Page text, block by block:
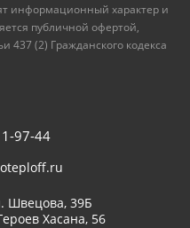
информационный характер и
публичной офертой,
(2) Гражданского кодекса
97-44
Швецова, 39Б
Хасана, 56